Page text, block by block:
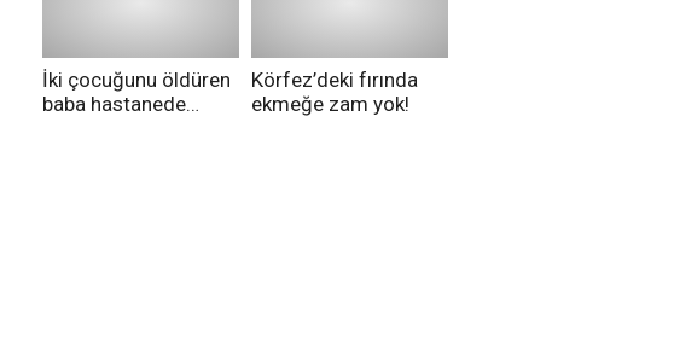
İki çocuğunu öldüren
baba hastanede
Körfez’deki fırında
ekmeğe zam yok!